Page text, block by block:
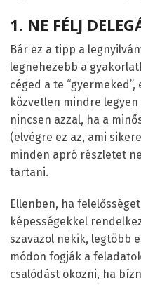
1. NE FÉLJ
Bár ez a tipp a
legnehezebb a
céged a te
közvetlen mindre
nincsen azzal, ha a
(elvégre ez az, ami
minden apró részletet
tartani.
Ellenben, ha
képességekkel
szavazol nekik, legtöbb
módon fogják a
csalódást okozni, ha